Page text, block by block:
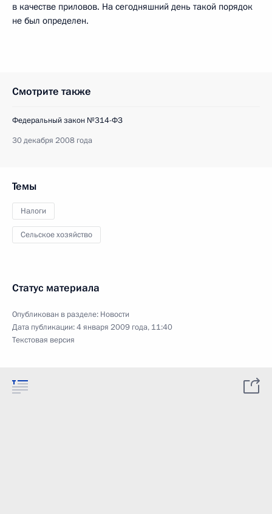
в качестве приловов. На сегодняшний день такой порядок
не был определен.
Смотрите также
Федеральный закон №314-ФЗ
30 декабря 2008 года
Темы
Налоги
Сельское хозяйство
Статус материала
Опубликован в разделе: Новости
Дата публикации:4 января 2009 года, 11:40
Текстовая версия